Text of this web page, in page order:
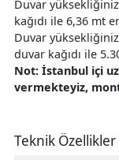
Duvar
kağıdı ile 6,36 mt
Duvar
duvar kağıdı ile
Not: İstanbul içi
vermekteyiz,
Teknik Özellikler